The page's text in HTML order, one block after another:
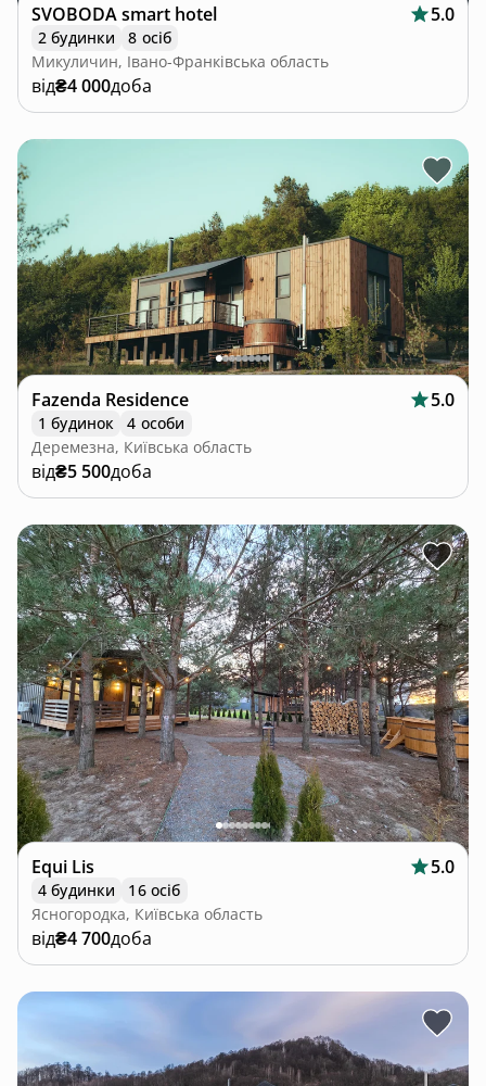
SVOBODA smart hotel 5.0
2 будинки
8 осіб
Микуличин, Івано-Франківська область
від₴4 000доба
Fazenda Residence 5.0
1 будинок
4 особи
Деремезна, Київська область
від₴5 500доба
Equi Lis 5.0
4 будинки
16 осіб
Ясногородка, Київська область
від₴4 700доба